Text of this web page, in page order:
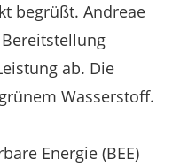
begrüßt. Andreae
ab. Die
Wasserstoff.
Energie (BEE)